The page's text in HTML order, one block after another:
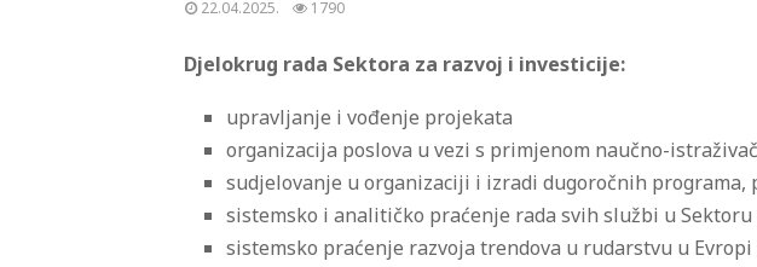
22.04.2025. 1790
Djelokrug rada Sektora za razvoj i investicije:
upravljanje i vođenje projekata
organizacija poslova u vezi s primjenom naučno-
sudjelovanje u organizaciji i izradi dugoročnih
sistemsko i analitičko praćenje rada svih službi u
sistemsko praćenje razvoja trendova u rudarstvu u